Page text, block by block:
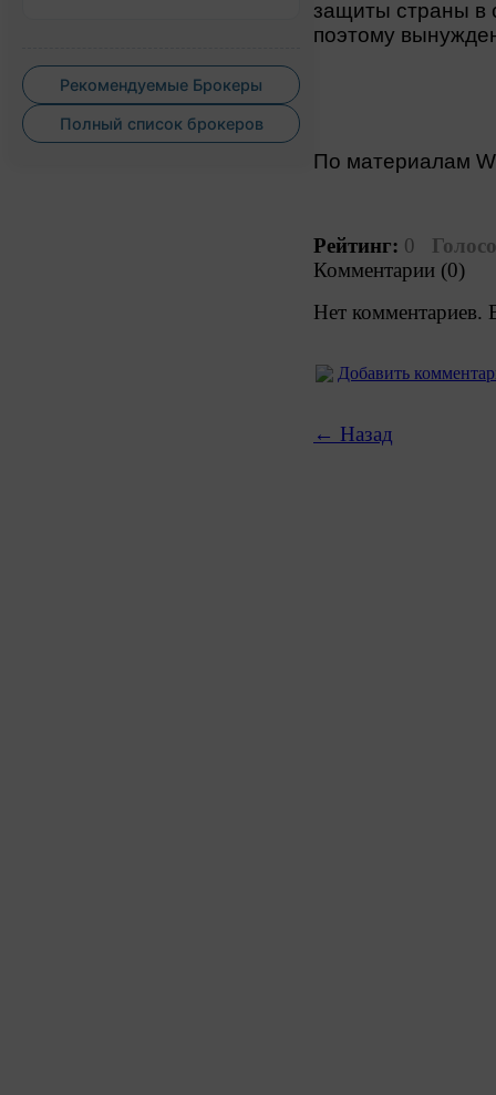
Рекомендуемые Брокеры
Полный список брокеров
защиты страны в
поэтому
По материалам
Рейтинг: 0
Комментарии (0)
Нет
Добавить
← Назад